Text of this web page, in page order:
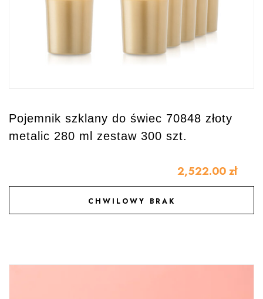
Pojemnik szklany do świec 70848 złoty
metalic 280 ml zestaw 300 szt.
2,522.00 zł
CHWILOWY BRAK
DODAJ DO ULUBIONYCH